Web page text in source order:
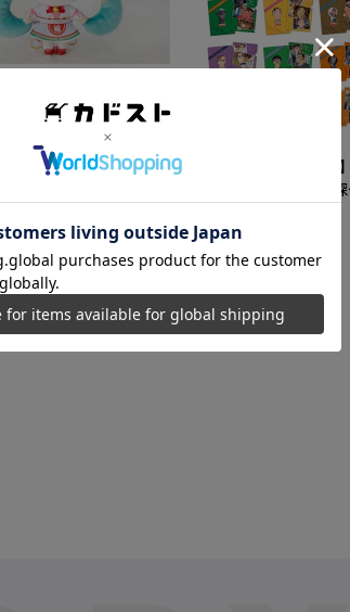
ぐるみ スタンダード
【カドスト特典付き
ナン TVアニメ「名
【1BOX】
8,250